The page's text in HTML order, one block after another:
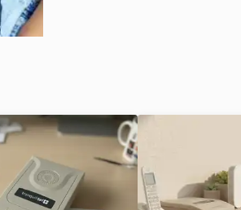
e
n